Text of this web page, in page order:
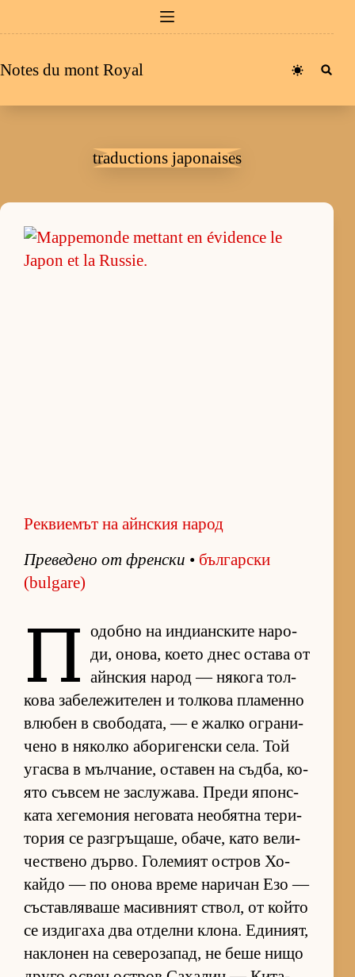
au
Notes du mont Royal
traductions japonaises
Реквиемът на айнския народ
Пре­ве­дено от френ­ски • бъл­гар­ски
(bulgare)
П о­добно на ин­ди­ан­с­ките на­ро­
ди, оно­ва, ко­ето днес ос­тава от
айн­с­кия на­род — ня­кога тол­
кова за­бе­ле­жи­те­лен и тол­кова пла­менно
влю­бен в сво­бо­да­та, — е жалко ог­ра­ни­
чено в ня­колко або­ри­ген­ски се­ла. Той
угасва в мъл­ча­ние, ос­та­вен на съд­ба, ко­
ято съв­сем не зас­лу­жа­ва. Преди япон­с­
ката хе­ге­мо­ния не­го­вата не­о­бятна те­ри­
то­рия се раз­г­ръ­ща­ше, оба­че, като ве­ли­
чес­т­вено дър­во. Го­ле­мият ос­т­ров Хо­
кайдо — по онова време на­ри­чан Езо —
със­тав­ля­ваше ма­сив­ният ствол, от който
се из­ди­гаха два от­делни кло­на. Еди­ни­ят,
нак­ло­нен на се­ве­ро­за­пад, не беше нищо